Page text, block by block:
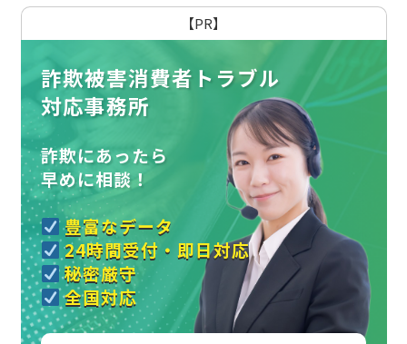
【PR】
詐欺被害消費者トラブル
対応事務所
詐欺にあったら
早めに相談！
豊富なデータ
24時間受付・即日対応
秘密厳守
全国対応